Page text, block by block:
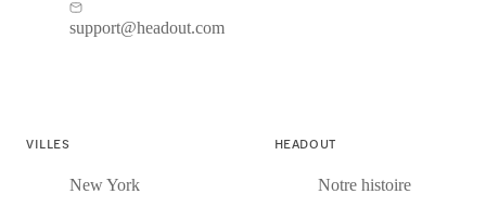
support@headout.com
VILLES
New York
HEADOUT
Notre histoire